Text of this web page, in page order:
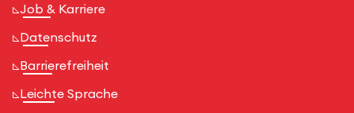
Job & Karriere
Datenschutz
Barrierefreiheit
Leichte Sprache